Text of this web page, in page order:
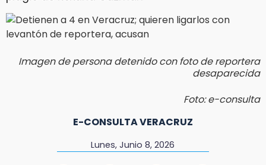
Imagen de persona detenido con foto de reportera
desaparecida
Foto: e-consulta
E-CONSULTA VERACRUZ
Lunes, Junio 8, 2026